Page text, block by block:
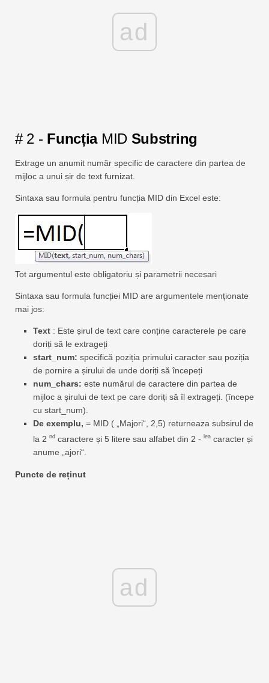
ad
# 2 - FuncțiaMID Substring
Extrage un anumit număr specific de caractere din partea de
mijloc a unui șir de text furnizat.
Sintaxa sau formula pentru funcția MID din Excel este:
Tot argumentul este obligatoriu și parametrii necesari
Sintaxa sau formula funcției MID are argumentele menționate
mai jos:
Text : Este șirul de text care conține caracterele pe care
doriți să le extrageți
start_num: specifică poziția primului caracter sau poziția
de pornire a șirului de unde doriți să începeți
num_chars: este numărul de caractere din partea de
mijloc a șirului de text pe care doriți să îl extrageți. (începe
cu start_num).
De exemplu, = MID ( „Majori“, 2,5) returneaza subsirul de
la 2 nd caractere și 5 litere sau alfabet din 2 - lea caracter și
anume „ajori“.
Puncte de reținut
ad